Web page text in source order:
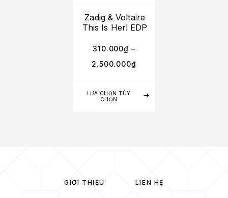
LỰA CHỌN TÙY
CHỌN
Zadig & Voltaire
This Is Her! EDP
310.000₫ –
2.500.000₫
GIỚI THIỆU LIÊN HỆ